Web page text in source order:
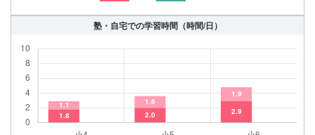
塾・自宅での学習時間（時間/日）